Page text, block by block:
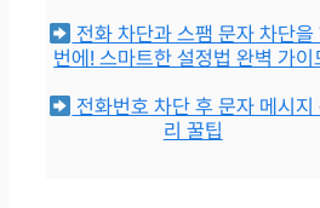
전화 차단과 스팸 문자 차단을
번에! 스마트한 설정법 완벽 가이
전화번호 차단 후 문자 메시지
리 꿀팁